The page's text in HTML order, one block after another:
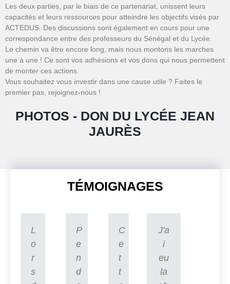
Les deux parties, par le biais de ce partenariat, unissent leurs
capacités et leurs ressources pour atteindre les objectifs visés par
ACTEDUS. Des discussions sont également en cours pour une
correspondance entre des professeurs du Sénégal et du Lycée.
Le chemin va être encore long, mais nous montons les marches
une à une ! Ce sont vos adhésions et vos dons qui nous permettent
de monter ces actions.
Vous souhaitez vous investir dans une cause utile ? Faites le
premier pas, rejoignez-nous !
PHOTOS - DON DU LYCÉE JEAN
JAURÈS
TÉMOIGNAGES
L
o
r
s
P
e
n
d
C
e
t
t
J'a
i
eu
la